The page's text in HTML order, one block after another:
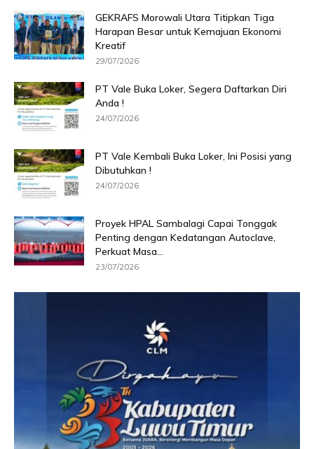
GEKRAFS Morowali Utara Titipkan Tiga
Harapan Besar untuk Kemajuan Ekonomi
Kreatif
29/07/2026
PT Vale Buka Loker, Segera Daftarkan Diri
Anda !
24/07/2026
PT Vale Kembali Buka Loker, Ini Posisi yang
Dibutuhkan !
24/07/2026
Proyek HPAL Sambalagi Capai Tonggak
Penting dengan Kedatangan Autoclave,
Perkuat Masa...
23/07/2026